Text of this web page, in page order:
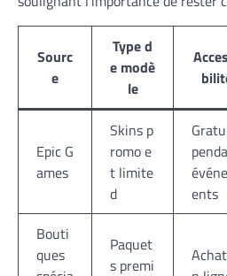
Sourc
e
Type d
e modè
le
Epic G
ames
Skins p
romo e
t limite
d
ents
Bouti
ques
Paquet
s premi